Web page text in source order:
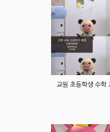
교원 초등학생 수학